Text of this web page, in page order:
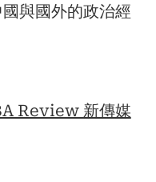
與國外的政治經
Review 新傳媒